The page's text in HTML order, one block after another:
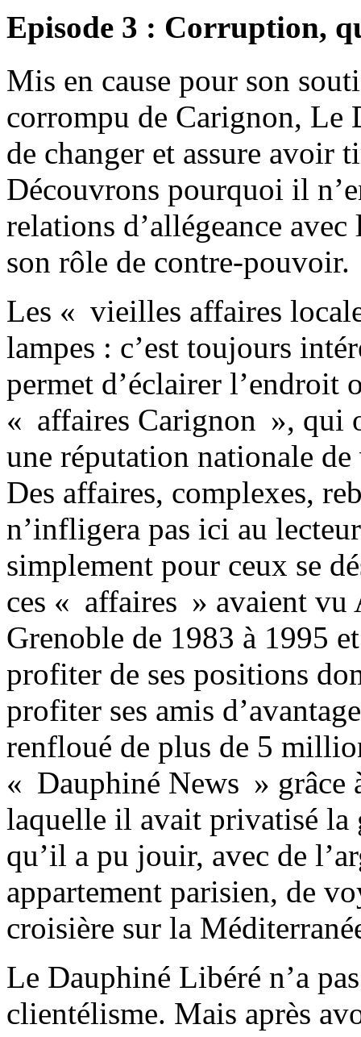
Episode 3 : Corruption,
Mis en cause pour son
corrompu de Carignon, Le
de changer et assure avoir
Découvrons pourquoi il
relations d’allégeance
son rôle de contre-pouvoir.
Les « vieilles affaires
lampes : c’est toujours
permet d’éclairer l’endroit
« affaires Carignon », qui
une réputation nationale
Des affaires, complexes,
n’infligera pas ici au
simplement pour ceux se
ces « affaires » avaient vu
Grenoble de 1983 à 1995
profiter de ses positions
profiter ses amis
renfloué de plus de 5
« Dauphiné News » grâce
laquelle il avait privatisé la
qu’il a pu jouir, avec de
appartement parisien, de
croisière sur la
Le Dauphiné Libéré n’a
clientélisme. Mais après